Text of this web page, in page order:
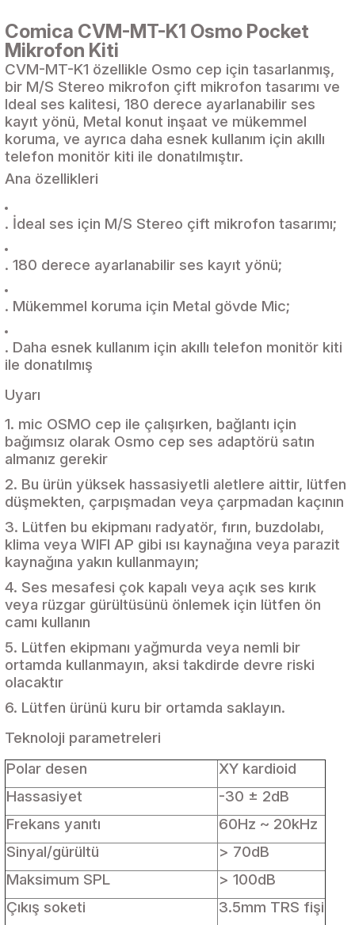
Comica CVM-MT-K1 Osmo Pocket
Mikrofon Kiti
CVM-MT-K1 özellikle Osmo cep için tasarlanmış,
bir M/S Stereo mikrofon çift mikrofon tasarımı ve
Ideal ses kalitesi, 180 derece ayarlanabilir ses
kayıt yönü, Metal konut inşaat ve mükemmel
koruma, ve ayrıca daha esnek kullanım için akıllı
telefon monitör kiti ile donatılmıştır.
Ana özellikleri
. İdeal ses için M/S Stereo çift mikrofon tasarımı;
. 180 derece ayarlanabilir ses kayıt yönü;
. Mükemmel koruma için Metal gövde Mic;
. Daha esnek kullanım için akıllı telefon monitör kiti
ile donatılmış
Uyarı
1. mic OSMO cep ile çalışırken, bağlantı için
bağımsız olarak Osmo cep ses adaptörü satın
almanız gerekir
2. Bu ürün yüksek hassasiyetli aletlere aittir, lütfen
düşmekten, çarpışmadan veya çarpmadan kaçının
3. Lütfen bu ekipmanı radyatör, fırın, buzdolabı,
klima veya WIFI AP gibi ısı kaynağına veya parazit
kaynağına yakın kullanmayın;
4. Ses mesafesi çok kapalı veya açık ses kırık
veya rüzgar gürültüsünü önlemek için lütfen ön
camı kullanın
5. Lütfen ekipmanı yağmurda veya nemli bir
ortamda kullanmayın, aksi takdirde devre riski
olacaktır
6. Lütfen ürünü kuru bir ortamda saklayın.
Teknoloji parametreleri
Polar desen
XY kardioid
Hassasiyet
-30 ± 2dB
Frekans yanıtı
60Hz ~ 20kHz
Sinyal/gürültü
> 70dB
Maksimum SPL
> 100dB
Çıkış soketi
3.5mm TRS fişi